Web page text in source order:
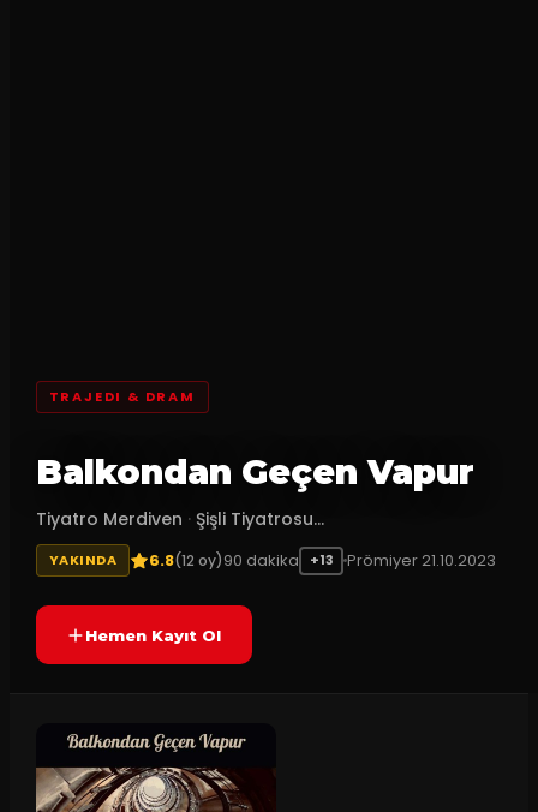
TRAJEDI & DRAM
Balkondan Geçen Vapur
Tiyatro Merdiven · Şişli Tiyatrosu...
YAKINDA 6.8(12 oy)90 dakika +13 Prömiyer 21.10.2023
Hemen Kayıt Ol